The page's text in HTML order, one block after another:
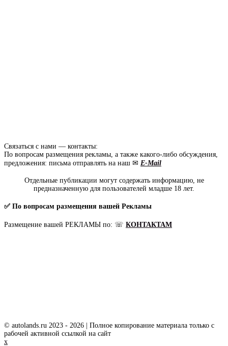
Связаться с нами — контакты:
По вопросам размещения рекламы, а также какого-либо обсуждения,
предложения: письма отправлять на наш ✉ E-Mail
Отдельные публикации могут содержать информацию, не
предназначенную для пользователей младше 18 лет.
✅ По вопросам размещения вашей Рекламы
Размещение вашей РЕКЛАМЫ по: ☏ КОНТАКТАМ
© autolands.ru 2023 - 2026 | Полное копирование материала только с
рабочей активной ссылкой на сайт
x